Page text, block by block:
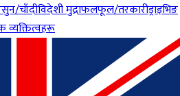
सुन/चाँदीविदेशी मुद्राफलफूल/तरकारीड्राइभिङ
व्यक्तित्वहरू